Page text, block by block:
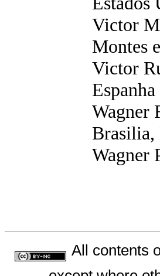
Victor
Montes
Victor
Espanha
Wagner
Brasilia,
Wagner
All contents